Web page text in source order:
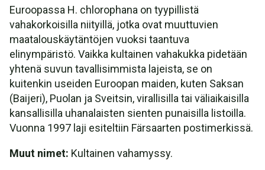
Euroopassa H. chlorophana on tyypillistä
vahakorkoisilla niityillä, jotka ovat muuttuvien
maatalouskäytäntöjen vuoksi taantuva
elinympäristö. Vaikka kultainen vahakukka pidetään
yhtenä suvun tavallisimmista lajeista, se on
kuitenkin useiden Euroopan maiden, kuten Saksan
(Baijeri), Puolan ja Sveitsin, virallisilla tai väliaikaisilla
kansallisilla uhanalaisten sienten punaisilla listoilla.
Vuonna 1997 laji esiteltiin Färsaarten postimerkissä.
Muut nimet: Kultainen vahamyssy.